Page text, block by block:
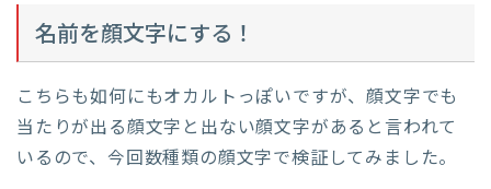
名前を顔文字にする！
こちらも如何にもオカルトっぽいですが、顔文字でも
当たりが出る顔文字と出ない顔文字があると言われて
いるので、今回数種類の顔文字で検証してみました。